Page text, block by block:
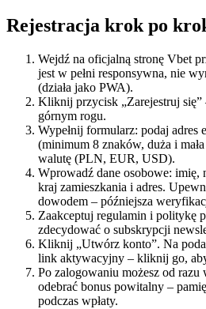
Rejestracja krok po
Wejdź na oficjalną stronę Vbet
jest w pełni responsywna, nie
(działa jako PWA).
Kliknij przycisk „Zarejestruj
górnym rogu.
Wypełnij formularz: podaj adres
(minimum 8 znaków, duża i
walutę (PLN, EUR, USD).
Wprowadź dane osobowe: imię,
kraj zamieszkania i adres.
dowodem – późniejsza
Zaakceptuj regulamin i politykę
zdecydować o subskrypcji
Kliknij „Utwórz konto”. Na
link aktywacyjny – kliknij go,
Po zalogowaniu możesz od razu
odebrać bonus powitalny –
podczas wpłaty.